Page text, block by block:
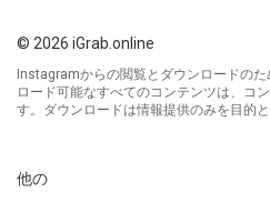
© 2026 iGrab.online
Instagramからの閲覧とダウンロードの
ロード可能なすべてのコンテンツは、コ
す。ダウンロードは情報提供のみを目的と
他の